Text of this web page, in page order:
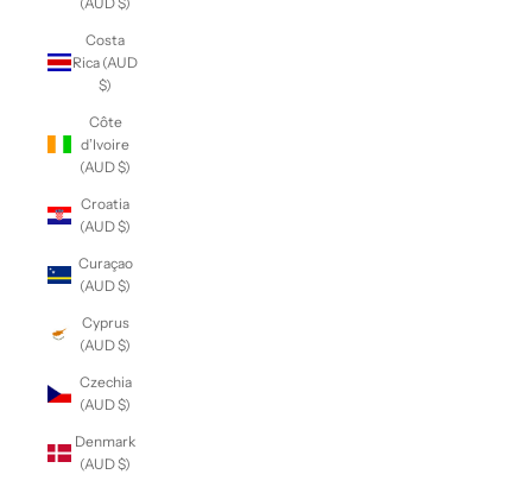
Costa
Rica (AUD
$)
Côte
d’Ivoire
(AUD $)
Croatia
(AUD $)
Curaçao
(AUD $)
Cyprus
(AUD $)
Czechia
(AUD $)
Denmark
(AUD $)